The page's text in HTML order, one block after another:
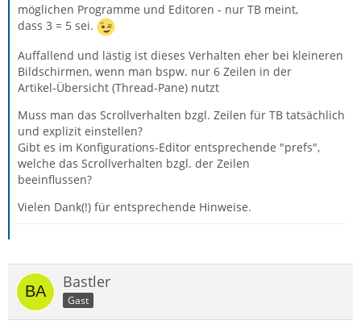
möglichen Programme und Editoren - nur TB meint,
dass 3 = 5 sei.
Auffallend und lästig ist dieses Verhalten eher bei kleineren
Bildschirmen, wenn man bspw. nur 6 Zeilen in der
Artikel-Übersicht (Thread-Pane) nutzt
Muss man das Scrollverhalten bzgl. Zeilen für TB tatsächlich
und explizit einstellen?
Gibt es im Konfigurations-Editor entsprechende "prefs",
welche das Scrollverhalten bzgl. der Zeilen
beeinflussen?
Vielen Dank(!) für entsprechende Hinweise.
Bastler
Gast